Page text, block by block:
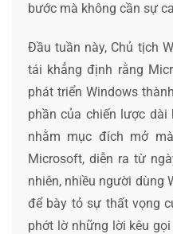
bước mà không cần sự
Đầu tuần này, Chủ tịch
tái khẳng định rằng
phát triển Windows
phần của chiến lược dài
nhằm mục đích mở
Microsoft, diễn ra từ
nhiên, nhiều người dùng
để bày tỏ sự thất vọng
phớt lờ những lời kêu